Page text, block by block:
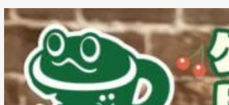
Powered by GliaStudios